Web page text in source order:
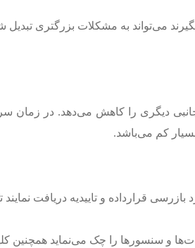
می‌تواند به مشکلات بزرگتری
دیگری را کاهش می‌دهد. در
کم می‌باشد.
قرارداده و تاییدیه دریافت
و سنسورها را چک می‌نماید